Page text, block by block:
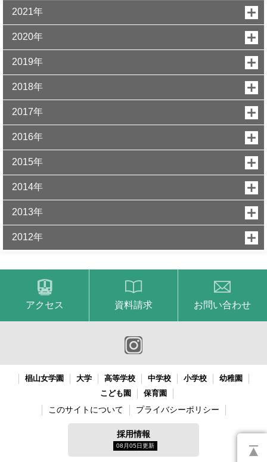
2021年
2020年
2019年
2018年
2017年
2016年
2015年
2014年
2013年
2012年
アクセス 資料請求 お問い合わせ
椙山女学園 大学 高等学校 中学校 小学校
幼稚園
こども園
保育園
このサイトについて プライバシーポリシー
採用情報
08月05日更新